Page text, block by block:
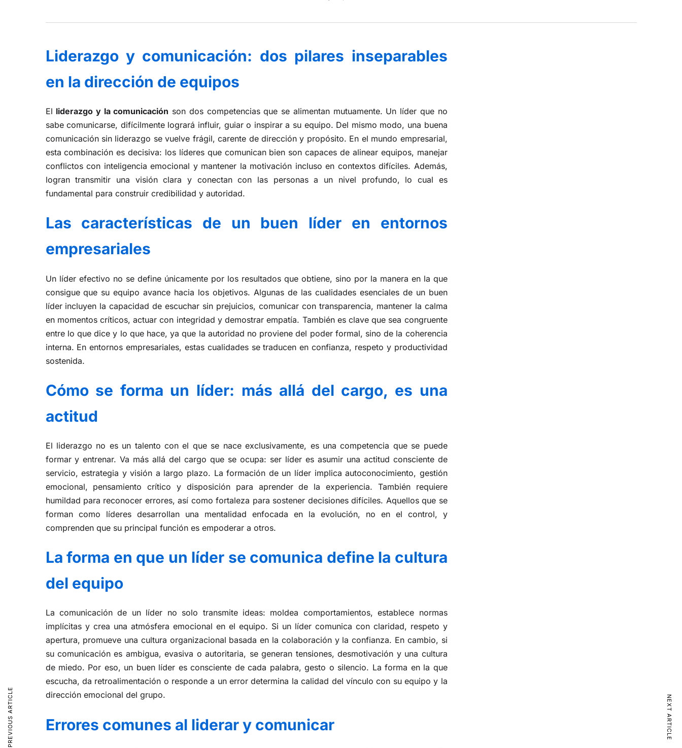
Liderazgo y comunicación: dos pilares inseparables
en la dirección de equipos
El liderazgo y la comunicación son dos competencias que se alimentan mutuamente. Un líder que no
sabe comunicarse, difícilmente logrará influir, guiar o inspirar a su equipo. Del mismo modo, una buena
comunicación sin liderazgo se vuelve frágil, carente de dirección y propósito. En el mundo empresarial,
esta combinación es decisiva: los líderes que comunican bien son capaces de alinear equipos, manejar
conflictos con inteligencia emocional y mantener la motivación incluso en contextos difíciles. Además,
logran transmitir una visión clara y conectan con las personas a un nivel profundo, lo cual es
fundamental para construir credibilidad y autoridad.
Las características de un buen líder en entornos
empresariales
Un líder efectivo no se define únicamente por los resultados que obtiene, sino por la manera en la que
consigue que su equipo avance hacia los objetivos. Algunas de las cualidades esenciales de un buen
líder incluyen la capacidad de escuchar sin prejuicios, comunicar con transparencia, mantener la calma
en momentos críticos, actuar con integridad y demostrar empatía. También es clave que sea congruente
entre lo que dice y lo que hace, ya que la autoridad no proviene del poder formal, sino de la coherencia
interna. En entornos empresariales, estas cualidades se traducen en confianza, respeto y productividad
sostenida.
Cómo se forma un líder: más allá del cargo, es una
actitud
El liderazgo no es un talento con el que se nace exclusivamente, es una competencia que se puede
formar y entrenar. Va más allá del cargo que se ocupa: ser líder es asumir una actitud consciente de
servicio, estrategia y visión a largo plazo. La formación de un líder implica autoconocimiento, gestión
emocional, pensamiento crítico y disposición para aprender de la experiencia. También requiere
humildad para reconocer errores, así como fortaleza para sostener decisiones difíciles. Aquellos que se
forman como líderes desarrollan una mentalidad enfocada en la evolución, no en el control, y
comprenden que su principal función es empoderar a otros.
La forma en que un líder se comunica define la cultura
del equipo
La comunicación de un líder no solo transmite ideas: moldea comportamientos, establece normas
implícitas y crea una atmósfera emocional en el equipo. Si un líder comunica con claridad, respeto y
apertura, promueve una cultura organizacional basada en la colaboración y la confianza. En cambio, si
su comunicación es ambigua, evasiva o autoritaria, se generan tensiones, desmotivación y una cultura
de miedo. Por eso, un buen líder es consciente de cada palabra, gesto o silencio. La forma en la que
escucha, da retroalimentación o responde a un error determina la calidad del vínculo con su equipo y la
dirección emocional del grupo.
Errores comunes al liderar y comunicar
PREVIOUS ARTICLE NEXT ARTICLE